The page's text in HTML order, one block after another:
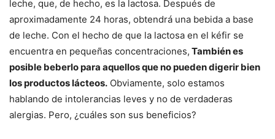
leche, que, de hecho, es la lactosa. Después de
aproximadamente 24 horas, obtendrá una bebida a base
de leche. Con el hecho de que la lactosa en el kéfir se
encuentra en pequeñas concentraciones, También es
posible beberlo para aquellos que no pueden digerir bien
los productos lácteos. Obviamente, solo estamos
hablando de intolerancias leves y no de verdaderas
alergias. Pero, ¿cuáles son sus beneficios?